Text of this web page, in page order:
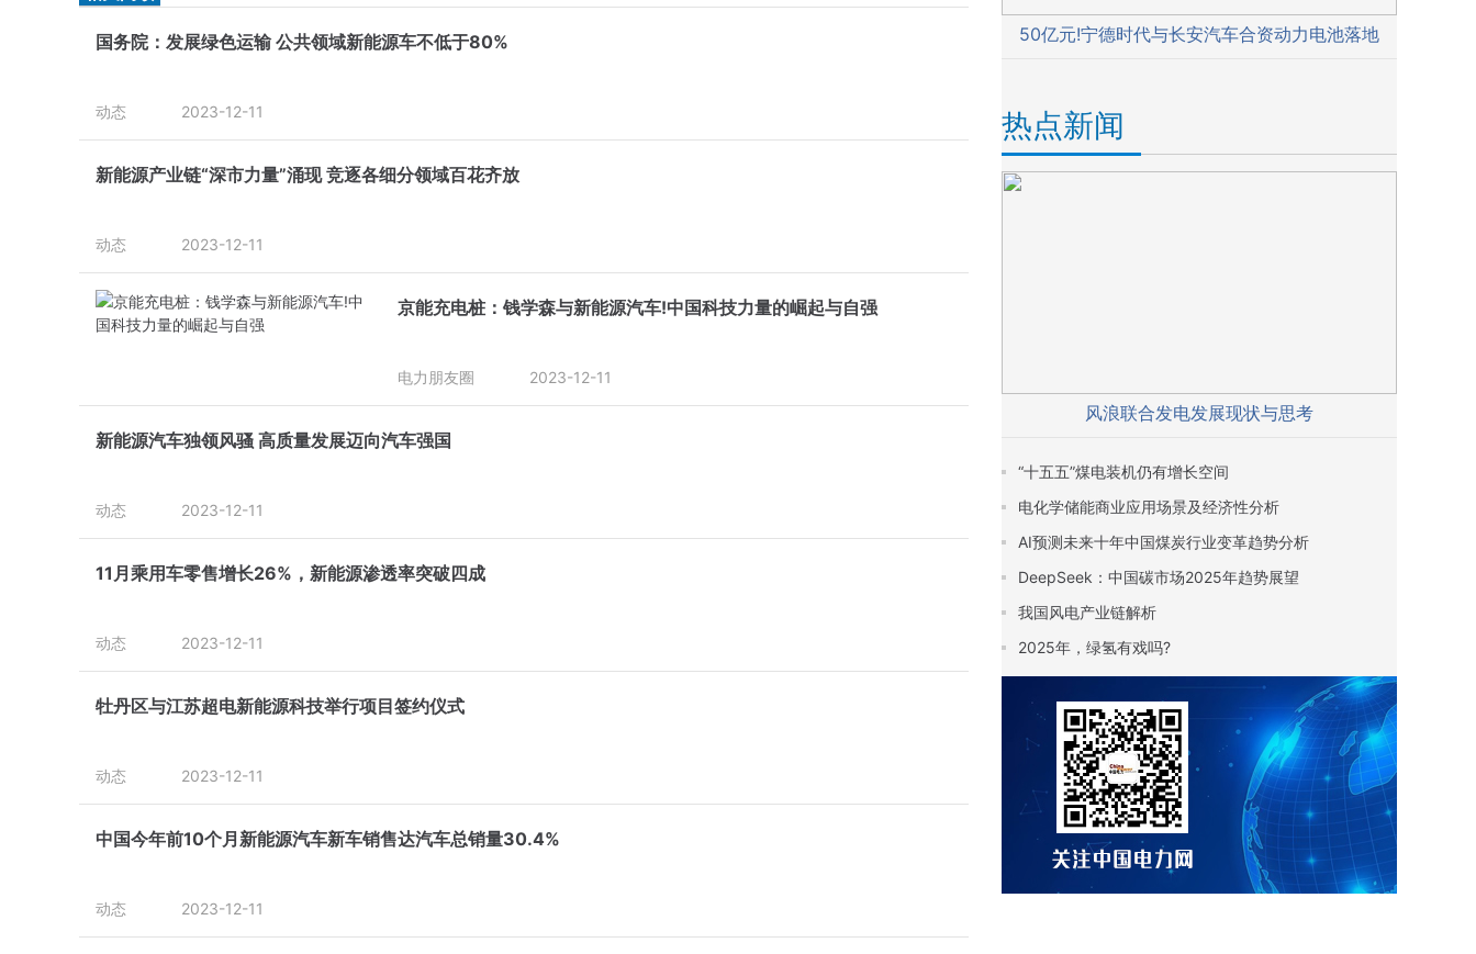
国务院：发展绿色运输 公共领域新能源车不低于80%
动态 2023-12-11
新能源产业链“深市力量”涌现 竞逐各细分领域百花齐放
动态 2023-12-11
京能充电桩：钱学森与新能源汽车!中国科技力量的崛起与自强
电力朋友圈 2023-12-11
新能源汽车独领风骚 高质量发展迈向汽车强国
动态 2023-12-11
11月乘用车零售增长26%，新能源渗透率突破四成
动态 2023-12-11
牡丹区与江苏超电新能源科技举行项目签约仪式
动态 2023-12-11
中国今年前10个月新能源汽车新车销售达汽车总销量30.4%
动态 2023-12-11
50亿元!宁德时代与长安汽车合资动力电池落地
热点新闻
风浪联合发电发展现状与思考
“十五五”煤电装机仍有增长空间
电化学储能商业应用场景及经济性分析
AI预测未来十年中国煤炭行业变革趋势分析
DeepSeek：中国碳市场2025年趋势展望
我国风电产业链解析
2025年，绿氢有戏吗?